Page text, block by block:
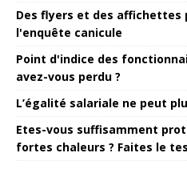
Des flyers et des affichettes
l'enquête canicule
Point d'indice des
avez-vous perdu ?
L’égalité salariale ne peut
Etes-vous suffisamment
fortes chaleurs ? Faites le